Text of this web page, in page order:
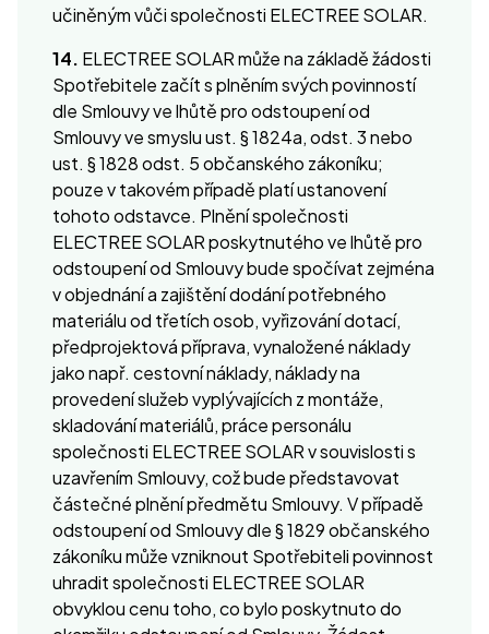
učiněným vůči společnosti ELECTREE SOLAR.
14. ELECTREE SOLAR může na základě žádosti
Spotřebitele začít s plněním svých povinností
dle Smlouvy ve lhůtě pro odstoupení od
Smlouvy ve smyslu ust. § 1824a, odst. 3 nebo
ust. § 1828 odst. 5 občanského zákoníku;
pouze v takovém případě platí ustanovení
tohoto odstavce. Plnění společnosti
ELECTREE SOLAR poskytnutého ve lhůtě pro
odstoupení od Smlouvy bude spočívat zejména
v objednání a zajištění dodání potřebného
materiálu od třetích osob, vyřizování dotací,
předprojektová příprava, vynaložené náklady
jako např. cestovní náklady, náklady na
provedení služeb vyplývajících z montáže,
skladování materiálů, práce personálu
společnosti ELECTREE SOLAR v souvislosti s
uzavřením Smlouvy, což bude představovat
částečné plnění předmětu Smlouvy. V případě
odstoupení od Smlouvy dle § 1829 občanského
zákoníku může vzniknout Spotřebiteli povinnost
uhradit společnosti ELECTREE SOLAR
obvyklou cenu toho, co bylo poskytnuto do